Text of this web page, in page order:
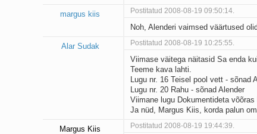
margus kiis Postitatud 2008-08-19 09:50:14.
Noh, Alenderi vaimsed väärtused
Alar Sudak Postitatud 2008-08-19 10:25:55.
Viimase väitega näitasid Sa enda
Teeme kava lahti.
Lugu nr. 16 Teisel pool vett - sõnad
Lugu nr. 20 Rahu - sõnad Alender
Viimane lugu Dokumentideta
Ja nüd, Margus Kiis, korda palun
Margus Kiis Postitatud 2008-08-19 19:44:39.